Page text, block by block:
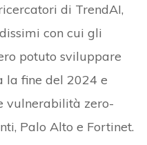
di TrendAI,
con cui gli
potuto sviluppare
la fine del 2024 e
vulnerabilità zero-
Palo Alto e Fortinet.